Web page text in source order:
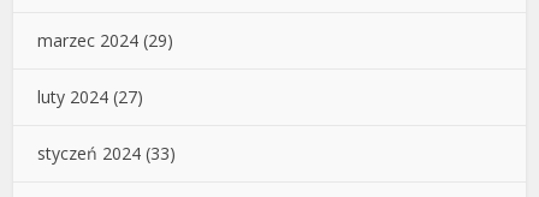
marzec 2024 (29)
luty 2024 (27)
styczeń 2024 (33)